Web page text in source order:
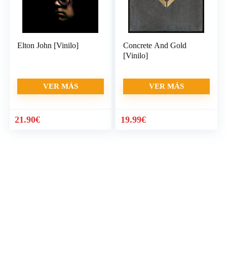
Elton John [Vinilo]
VER MÁS
21.90€
Concrete And Gold
[Vinilo]
VER MÁS
19.99€